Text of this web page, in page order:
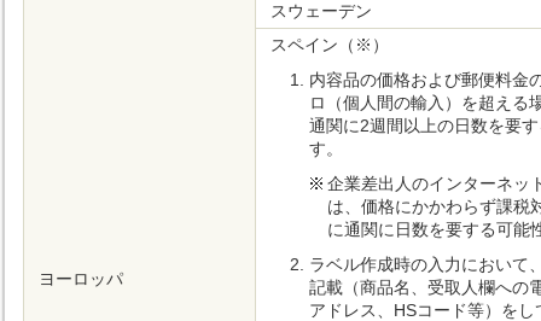
ヨーロッパ
スウェーデン
スペイン（※）
内容品の価格および郵便料金
ロ（個人間の輸入）を超える
通関に2週間以上の日数を要
す。
企業差出人のインターネッ
は、価格にかかわらず課税
に通関に日数を要する可能
ラベル作成時の入力において
記載（商品名、受取人欄への
アドレス、HSコード等）を